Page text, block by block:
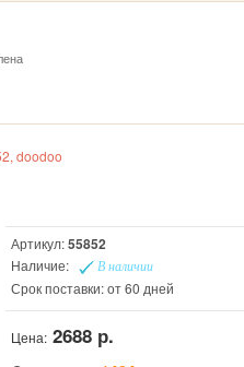
doodoo
Артикул:55852
Наличие: В наличии
Срок поставки: от 60 дней
Цена: 2688 р.